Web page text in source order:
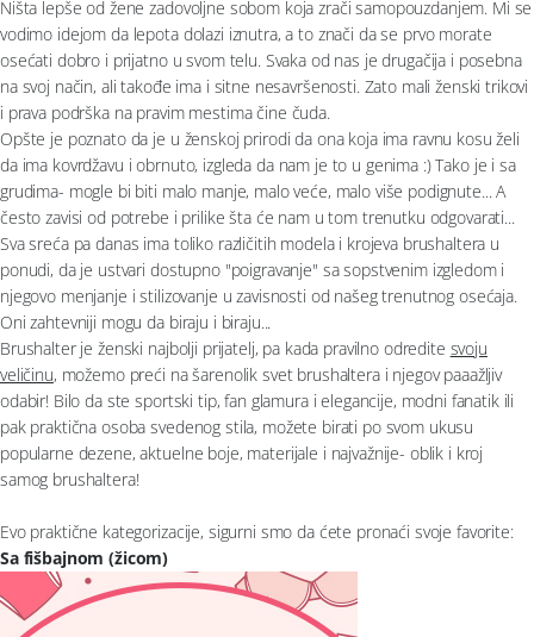
Plažni program
Aksesoari
Papuče i čarape
Outlet
Moj nalog
Pratite nas
Pratite nas
Ništa lepše od žene zadovoljne sobom koja zrači samopouzdanjem. Mi se
vodimo idejom da lepota dolazi iznutra, a to znači da se prvo morate
osećati dobro i prijatno u svom telu. Svaka od nas je drugačija i posebna
na svoj način, ali takođe ima i sitne nesavršenosti. Zato mali ženski trikovi
i prava podrška na pravim mestima čine čuda.
Opšte je poznato da je u ženskoj prirodi da ona koja ima ravnu kosu želi
da ima kovrdžavu i obrnuto, izgleda da nam je to u genima :) Tako je i sa
grudima- mogle bi biti malo manje, malo veće, malo više podignute... A
često zavisi od potrebe i prilike šta će nam u tom trenutku odgovarati...
Sva sreća pa danas ima toliko različitih modela i krojeva brushaltera u
ponudi, da je ustvari dostupno "poigravanje" sa sopstvenim izgledom i
njegovo menjanje i stilizovanje u zavisnosti od našeg trenutnog osećaja.
Oni zahtevniji mogu da biraju i biraju...
Brushalter je ženski najbolji prijatelj, pa kada pravilno odredite svoju
veličinu, možemo preći na šarenolik svet brushaltera i njegov paaažljiv
odabir! Bilo da ste sportski tip, fan glamura i elegancije, modni fanatik ili
pak praktična osoba svedenog stila, možete birati po svom ukusu
popularne dezene, aktuelne boje, materijale i najvažnije- oblik i kroj
samog brushaltera!
Evo praktične kategorizacije, sigurni smo da ćete pronaći svoje favorite:
Sa fišbajnom (žicom)